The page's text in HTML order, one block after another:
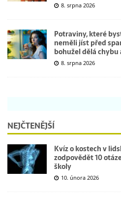
8. srpna 2026
Potraviny, které
neměli jíst před
bohužel dělá
8. srpna 2026
NEJČTENĚJŠÍ
Kvíz o kostech v
zodpovědět 10
školy
10. února 2026